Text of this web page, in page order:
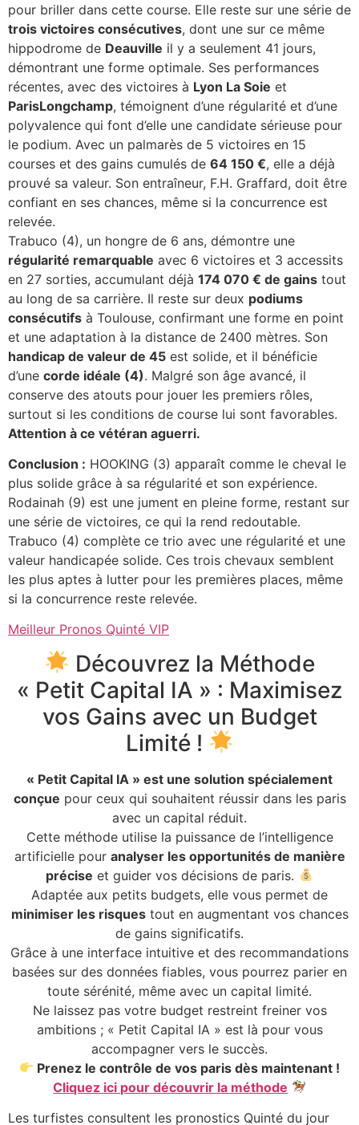
pour briller dans cette course. Elle reste sur une série de
trois victoires consécutives, dont une sur ce même
hippodrome de Deauville il y a seulement 41 jours,
démontrant une forme optimale. Ses performances
récentes, avec des victoires à Lyon La Soie et
ParisLongchamp, témoignent d’une régularité et d’une
polyvalence qui font d’elle une candidate sérieuse pour
le podium. Avec un palmarès de 5 victoires en 15
courses et des gains cumulés de 64 150 €, elle a déjà
prouvé sa valeur. Son entraîneur, F.H. Graffard, doit être
confiant en ses chances, même si la concurrence est
relevée.
Trabuco (4), un hongre de 6 ans, démontre une
régularité remarquable avec 6 victoires et 3 accessits
en 27 sorties, accumulant déjà 174 070 € de gains tout
au long de sa carrière. Il reste sur deux podiums
consécutifs à Toulouse, confirmant une forme en point
et une adaptation à la distance de 2400 mètres. Son
handicap de valeur de 45 est solide, et il bénéficie
d’une corde idéale (4). Malgré son âge avancé, il
conserve des atouts pour jouer les premiers rôles,
surtout si les conditions de course lui sont favorables.
Attention à ce vétéran aguerri.
Conclusion : HOOKING (3) apparaît comme le cheval le
plus solide grâce à sa régularité et son expérience.
Rodainah (9) est une jument en pleine forme, restant sur
une série de victoires, ce qui la rend redoutable.
Trabuco (4) complète ce trio avec une régularité et une
valeur handicapée solide. Ces trois chevaux semblent
les plus aptes à lutter pour les premières places, même
si la concurrence reste relevée.
Meilleur Pronos Quinté VIP
Découvrez la Méthode
« Petit Capital IA » : Maximisez
vos Gains avec un Budget
Limité !
« Petit Capital IA » est une solution spécialement
conçue pour ceux qui souhaitent réussir dans les paris
avec un capital réduit.
Cette méthode utilise la puissance de l’intelligence
artificielle pour analyser les opportunités de manière
précise et guider vos décisions de paris.
Adaptée aux petits budgets, elle vous permet de
minimiser les risquestout en augmentant vos chances
de gains significatifs.
Grâce à une interface intuitive et des recommandations
basées sur des données fiables, vous pourrez parier en
toute sérénité, même avec un capital limité.
Ne laissez pas votre budget restreint freiner vos
ambitions ; « Petit Capital IA » est là pour vous
accompagner vers le succès.
Prenez le contrôle de vos paris dès maintenant !
Cliquez ici pour découvrir la méthode
Les turfistes consultent les pronostics Quinté du jour